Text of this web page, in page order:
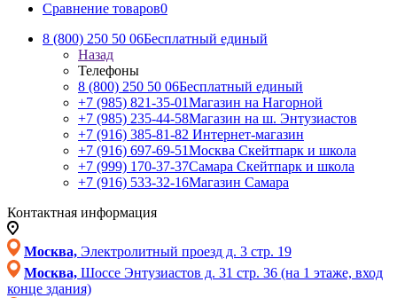
Сравнение товаров0
8 (800) 250 50 06Бесплатный единый
Назад
Телефоны
8 (800) 250 50 06Бесплатный единый
+7 (985) 821-35-01Магазин на Нагорной
+7 (985) 235-44-58Магазин на ш. Энтузиастов
+7 (916) 385-81-82 Интернет-магазин
+7 (916) 697-69-51Москва Скейтпарк и школа
+7 (999) 170-37-37Самара Скейтпарк и школа
+7 (916) 533-32-16Магазин Самара
Контактная информация
Москва, Электролитный проезд д. 3 стр. 19
Москва, Шоссе Энтузиастов д. 31 стр. 36 (на 1 этаже, вход
конце здания)